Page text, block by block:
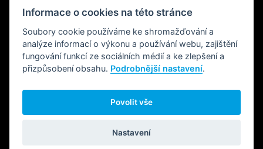
DIČ: CZ29057752
Číslo depozitního účtu r. k.:
2202612637 / 2010
SLEDUJTE NÁS
Informace o cookies na této stránce
Soubory cookie používáme ke shromažďování a
analýze informací o výkonu a používání webu, zajištění
fungování funkcí ze sociálních médií a ke zlepšení a
přizpůsobení obsahu. Podrobnější nastavení.
Povolit vše
Nastavení